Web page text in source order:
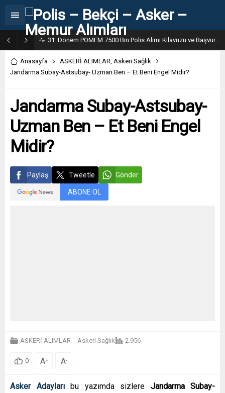
31. Dönem POMEM 7500 Bin Polis Alımı Kılavuzu ve Başvuru Ekranı
Anasayfa ASKERİ ALIMLAR, Askeri Sağlık
Jandarma Subay-Astsubay- Uzman Ben – Et Beni Engel Midir?
Jandarma Subay-Astsubay-
Uzman Ben – Et Beni Engel
Midir?
Paylaş Tweetle Gönder
ABONE OL
ASKERİ ALIMLAR - Askeri Sağlık 2.956
0 A+ A-
Asker Adayları bu yazımda sizlere Jandarma Subay-